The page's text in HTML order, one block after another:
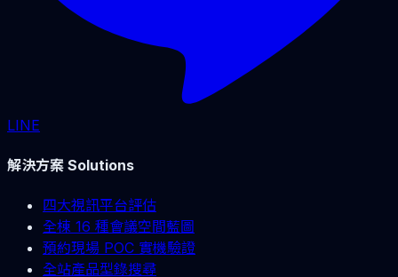
LINE
解決方案 Solutions
四大視訊平台評估
全棟 16 種會議空間藍圖
預約現場 POC 實機驗證
全站產品型錄搜尋